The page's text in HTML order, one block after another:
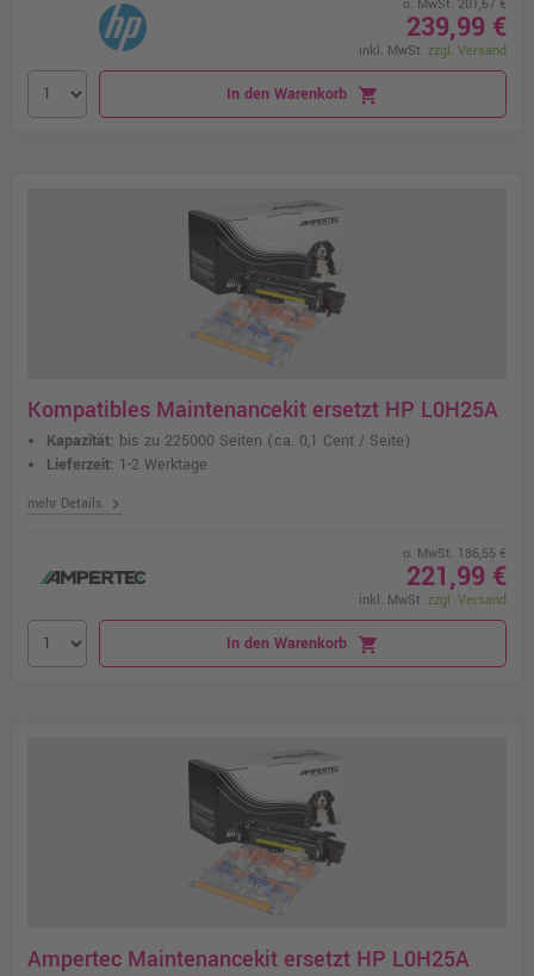
o. MwSt. 201,67 €
239,99 €
inkl. MwSt. zzgl. Versand
In den Warenkorb shopping_cart
Kompatibles Maintenancekit ersetzt HP L0H25A
Kapazität: bis zu 225000 Seiten (ca. 0,1 Cent / Seite)
Lieferzeit: 1-2 Werktage
mehr Details chevron_right
o. MwSt. 186,55 €
221,99 €
inkl. MwSt. zzgl. Versand
In den Warenkorb shopping_cart
Ampertec Maintenancekit ersetzt HP L0H25A